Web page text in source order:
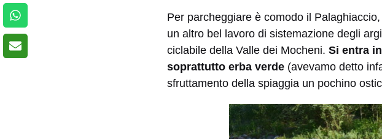
Per parcheggiare è comodo il
un altro bel lavoro di sistemazione degli
ciclabile della Valle dei Mocheni. Si entra
soprattutto erba verde (avevamo detto
sfruttamento della spiaggia un pochino